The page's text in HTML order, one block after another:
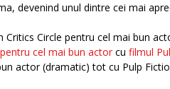
devenind unul dintre cei mai
Circle pentru cel mai bun
cel mai bun actor cu filmul
actor (dramatic) tot cu Pulp